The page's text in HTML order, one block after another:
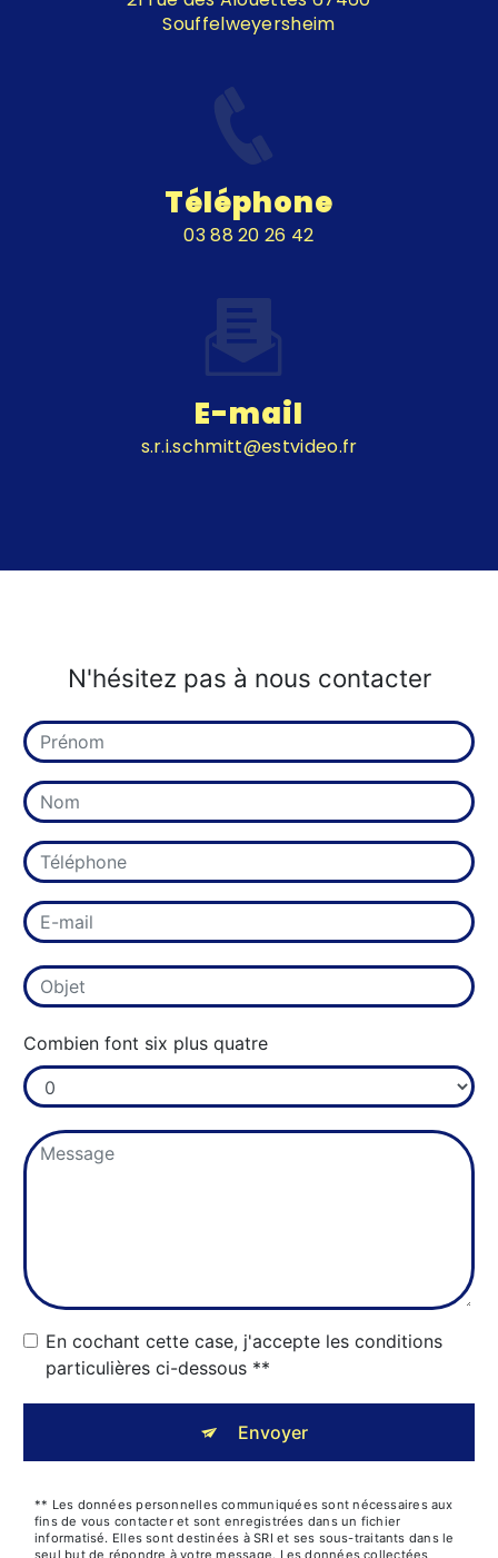
Souffelweyersheim
Téléphone
03 88 20 26 42
E-mail
s.r.i.schmitt@estvideo.fr
N'hésitez pas à nous contacter
Combien font six plus quatre
En cochant cette case, j'accepte les conditions
particulières ci-dessous **
Envoyer
** Les données personnelles communiquées sont nécessaires aux
fins de vous contacter et sont enregistrées dans un fichier
informatisé. Elles sont destinées à SRI et ses sous-traitants dans le